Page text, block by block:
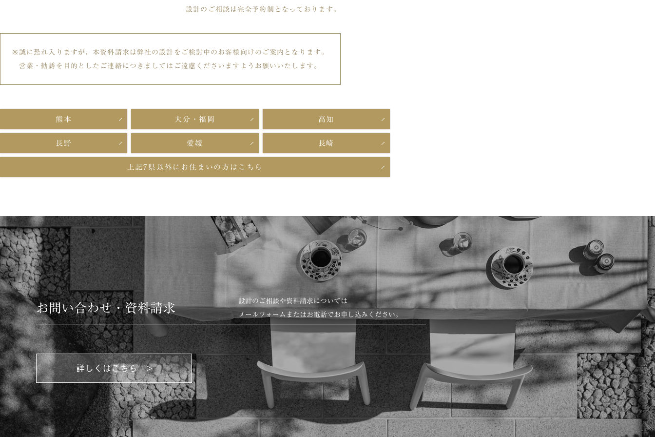
設計のご相談は完全予約制となっております。
誠に恐れ入りますが、本資料請求は弊社の設計をご検討中のお客様向けのご案内となります。
営業・勧誘を目的としたご連絡につきましてはご遠慮くださいますようお願いいたします。
熊本 大分・福岡 高知
長野 愛媛 長崎
上記7県以外に お住まいの方はこちら
お問い合わせ・資料請求
設計のご相談や資料請求については
メールフォームまたはお電話でお申し込みください。
詳しくはこちら >